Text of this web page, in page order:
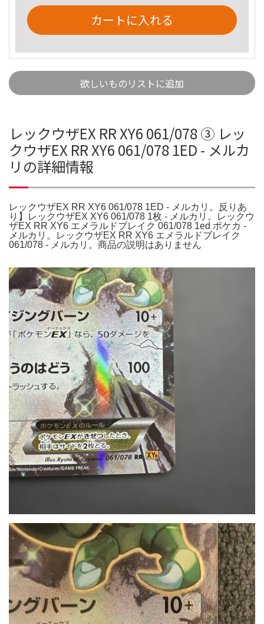
カートに入れる
欲しいものリストに追加
レックウザEX RR XY6 061/078 ③ レッ
クウザEX RR XY6 061/078 1ED - メルカ
リの詳細情報
レックウザEX RR XY6 061/078 1ED - メルカリ。反りあ
り】レックウザEX XY6 061/078 1枚 - メルカリ。レックウ
ザEX RR XY6 エメラルドブレイク 061/078 1ed ポケカ -
メルカリ。レックウザEX RR XY6 エメラルドブレイク
061/078 - メルカリ。商品の説明はありません